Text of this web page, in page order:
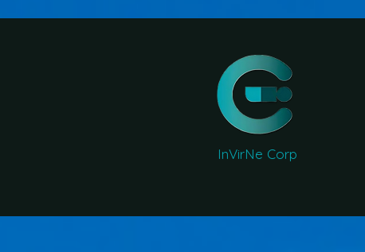
InVirNe Corp